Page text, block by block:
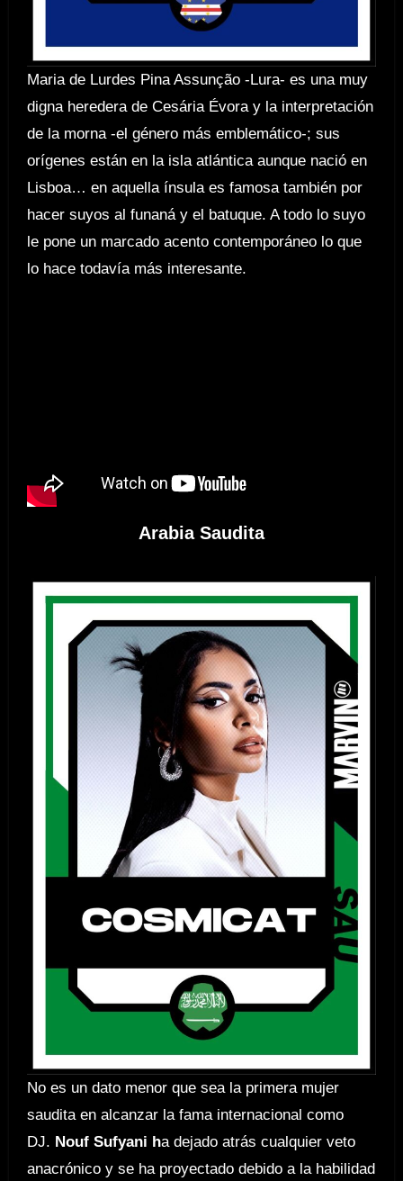
Maria de Lurdes Pina Assunção -Lura- es una muy
digna heredera de Cesária Évora y la interpretación
de la morna -el género más emblemático-; sus
orígenes están en la isla atlántica aunque nació en
Lisboa… en aquella ínsula es famosa también por
hacer suyos al funaná y el batuque. A todo lo suyo
le pone un marcado acento contemporáneo lo que
lo hace todavía más interesante.
Arabia Saudita
No es un dato menor que sea la primera mujer
saudita en alcanzar la fama internacional como
DJ. Nouf Sufyani ha dejado atrás cualquier veto
anacrónico y se ha proyectado debido a la habilidad